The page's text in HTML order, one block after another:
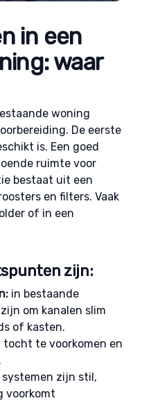
in een
waar
woning
De eerste
is. Een goed
ruimte voor
bestaat uit een
en filters. Vaak
of in een
zijn:
in bestaande
om kanalen slim
of kasten.
te voorkomen en
zijn stil,
voorkomt